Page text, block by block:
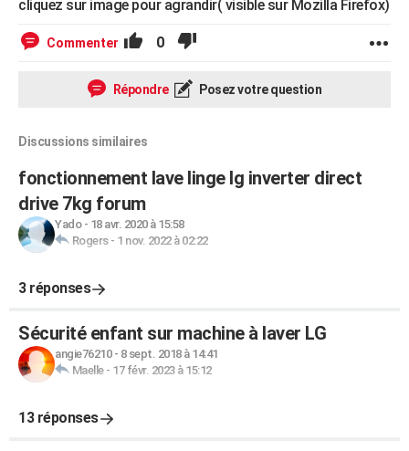
cliquez sur image pour agrandir( visible sur Mozilla Firefox)
Commenter 0
Répondre Posez votre question
Discussions similaires
fonctionnement lave linge lg inverter direct
drive 7kg forum
Yado- 18 avr. 2020 à 15:58
Rogers- 1 nov. 2022 à 02:22
3 réponses
Sécurité enfant sur machine à laver LG
angie76210- 8 sept. 2018 à 14:41
Maelle- 17 févr. 2023 à 15:12
13 réponses